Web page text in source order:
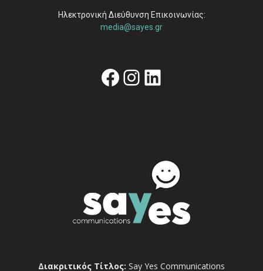
Ηλεκτρονική Διεύθυνση Επικοινωνίας:
media@sayes.gr
Facebook
Instagram
Linkedin
Διακριτικός Τίτλος: Say Yes Communications